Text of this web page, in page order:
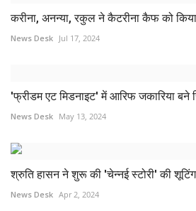
करीना, अनन्या, रकुल ने कैटरीना कैफ को
News Desk Jul 17, 2024
'फ्रीडम एट मिडनाइट' में आरिफ जकारिया बने
News Desk May 13, 2024
श्रुति हासन ने शुरू की 'चेन्नई स्टोरी' की
News Desk Apr 2, 2024